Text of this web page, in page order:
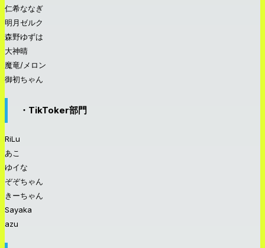
仁希ななぎ
明月ゼルク
森野ゆずは
大神晴
魔竜/メロン
御初ちゃん
・TikToker部門
RiLu
あこ
ゆイな
ぞぞちゃん
きーちゃん
Sayaka
azu